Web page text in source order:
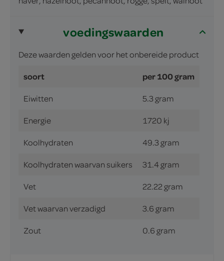
voedingswaarden
Deze waarden gelden voor het onbereide product
soort per 100 gram
Eiwitten 5.3 gram
Energie 1720 kj
Koolhydraten 49.3 gram
Koolhydraten waarvan suikers 31.4 gram
Vet 22.22 gram
Vet waarvan verzadigd 3.6 gram
Zout 0.6 gram